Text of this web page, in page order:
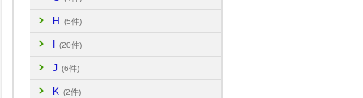
H (5件)
(20件)
J (6件)
K (2件)